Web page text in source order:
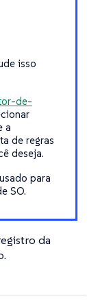
isso
de-
a
de regras
deseja.
para
SO.
da